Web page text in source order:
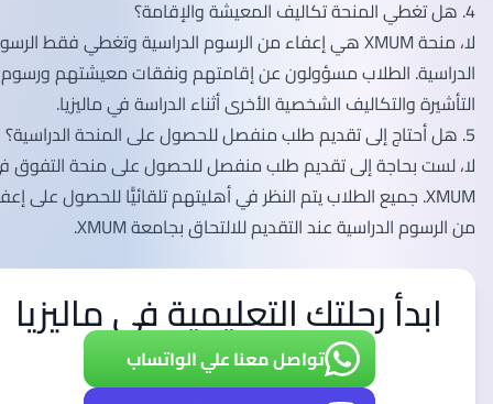
لا، منحة XMUM هي إعفاء من الرسوم الدراسية وتغطي فقط الرسوم
الدراسية. الطلاب مسؤولون عن إقامتهم ونفقات معيشتهم ورسوم
التأشيرة والتكاليف الشخصية الأخرى أثناء الدراسة في ماليزيا.
لا، لست بحاجة إلى تقديم طلب منفصل للحصول على منحة التفوق في
XMUM. جميع الطلاب يتم النظر في أهليتهم تلقائيًّا للحصول على إعفاء
من الرسوم الدراسية عند التقديم للالتحاق بجامعة XMUM.
ابدأ رحلتك التعليمية في ماليزيا
تواصل معنا علي الواتساب